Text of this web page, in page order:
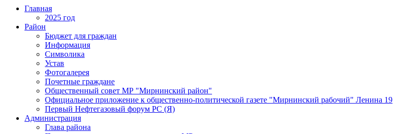
Главная
2025 год
Район
Бюджет для граждан
Информация
Символика
Устав
Фотогалерея
Почетные граждане
Общественный совет МР "Мирнинский район"
Официальное приложение к общественно-политической газете "Мирнинский рабочий" Ленина 19
Первый Нефтегазовый форум РС (Я)
Администрация
Глава района